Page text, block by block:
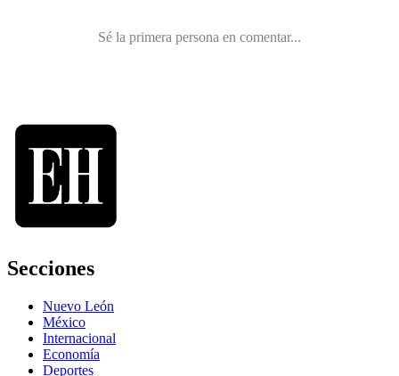
Secciones
Nuevo León
México
Internacional
Economía
Deportes